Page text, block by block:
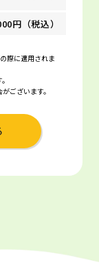
円（税込）
際に適用されま
ございます。